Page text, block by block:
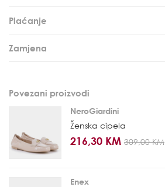
Plaćanje
Zamjena
Povezani proizvodi
NeroGiardini
Ženska cipela
216,30 KM 309,00 KM
Enex